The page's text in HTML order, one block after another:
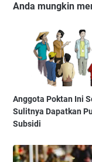
Anda mungkin
Anggota Poktan Ini
Sulitnya Dapatkan
Subsidi